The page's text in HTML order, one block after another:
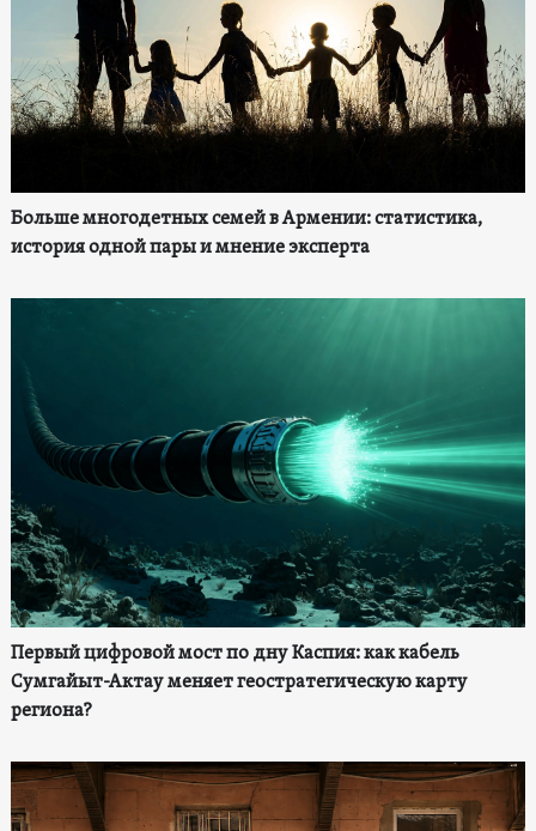
Больше многодетных семей в Армении: статистика,
история одной пары и мнение эксперта
Первый цифровой мост по дну Каспия: как кабель
Сумгайыт-Актау меняет геостратегическую карту
региона?